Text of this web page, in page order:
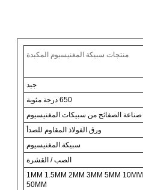
منتجات سبيكة المغنيسيوم المكبدة
جيد
650 درجة مئوية
صناعة الصفائح من سبيكات المغنيسيوم
ورق الفولاذ المقاوم للصدأ
سبيكة المغنيسيوم
الصب / القشرة
1MM 1.5MM 2MM 3MM 5MM 10MM
50MM